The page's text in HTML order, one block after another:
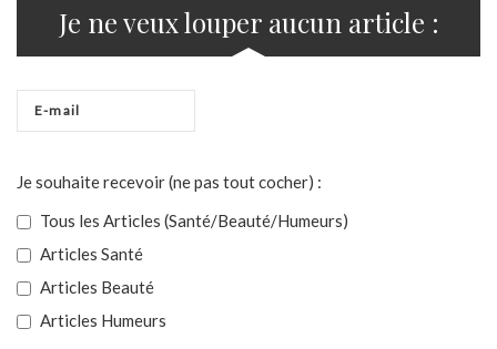
Je ne veux louper aucun article :
Je souhaite recevoir (ne pas tout cocher) :
Tous les Articles (Santé/Beauté/Humeurs)
Articles Santé
Articles Beauté
Articles Humeurs